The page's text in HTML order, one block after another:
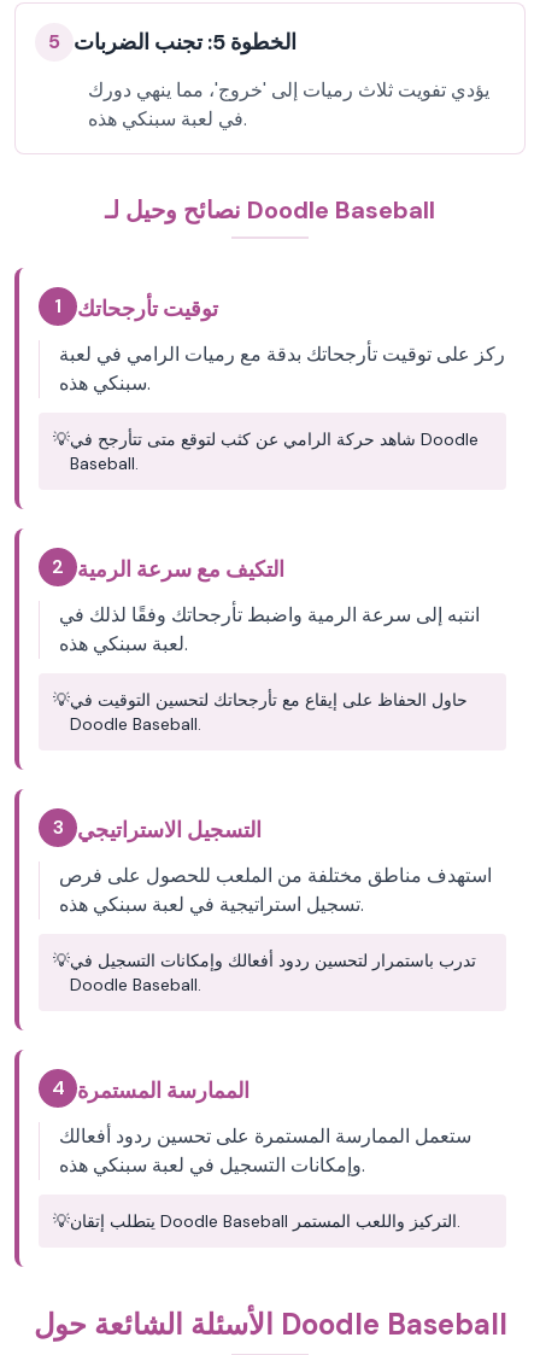
5 الخطوة 5: تجنب الضربات
يؤدي تفويت ثلاث رميات إلى 'خروج'، مما ينهي دورك
في لعبة سبنكي هذه.
نصائح وحيل لـ Doodle Baseball
1 توقيت تأرجحاتك
ركز على توقيت تأرجحاتك بدقة مع رميات الرامي في لعبة
سبنكي هذه.
💡شاهد حركة الرامي عن كثب لتوقع متى تتأرجح في Doodle
Baseball.
2 التكيف مع سرعة الرمية
انتبه إلى سرعة الرمية واضبط تأرجحاتك وفقًا لذلك في
لعبة سبنكي هذه.
💡حاول الحفاظ على إيقاع مع تأرجحاتك لتحسين التوقيت في
Doodle Baseball.
3 التسجيل الاستراتيجي
استهدف مناطق مختلفة من الملعب للحصول على فرص
تسجيل استراتيجية في لعبة سبنكي هذه.
💡تدرب باستمرار لتحسين ردود أفعالك وإمكانات التسجيل في
Doodle Baseball.
4 الممارسة المستمرة
ستعمل الممارسة المستمرة على تحسين ردود أفعالك
وإمكانات التسجيل في لعبة سبنكي هذه.
💡 يتطلب إتقان Doodle Baseball التركيز واللعب المستمر.
الأسئلة الشائعة حول Doodle Baseball